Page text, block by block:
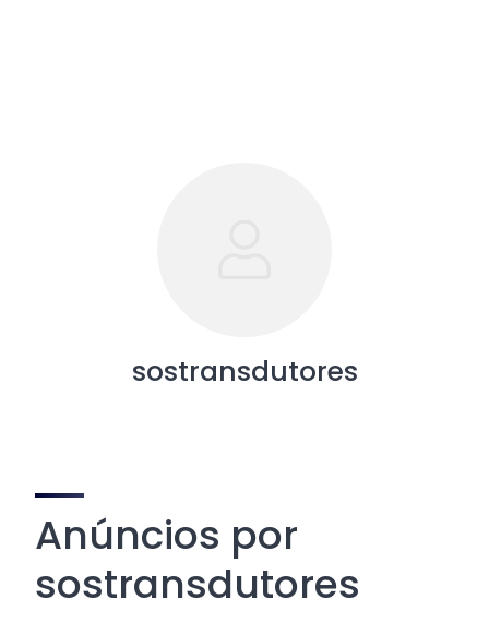
sostransdutores
Anúncios por
sostransdutores